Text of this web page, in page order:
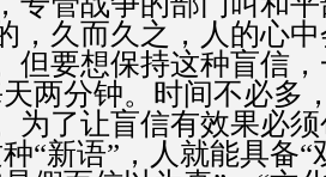
，久而久之，人的心
但要想保持这种盲信
两分钟。时间不必多
为了让盲信有效果必
“新语”，人就能具备“